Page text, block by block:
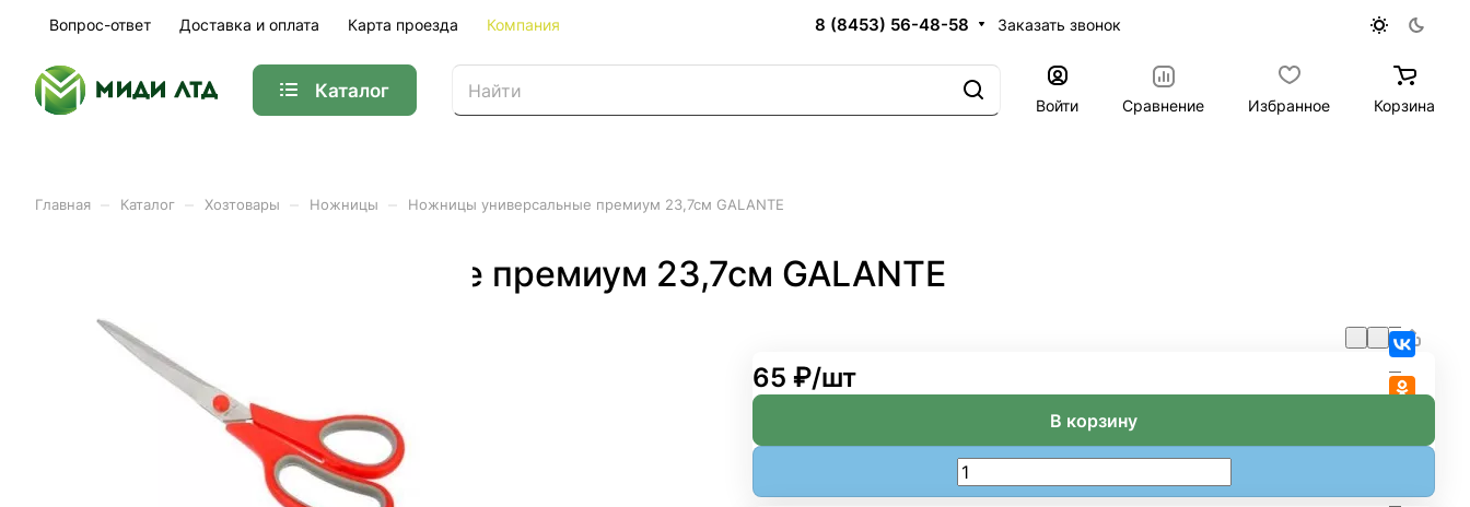
Вопрос-ответ Доставка и оплата Карта проезда Компания 8 (8453) 56-48-58 Заказать звонок
Каталог
Войти Сравнение Избранное Корзина
Главная Каталог Хозтовары Ножницы Ножницы универсальные премиум 23,7см GALANTE
Ножницы универсальные премиум 23,7см GALANTE
350-039
65 ₽/шт
В корзину